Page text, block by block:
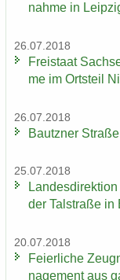
nah­me in
26.07.2018
Frei­staat
me im Orts­teil
26.07.2018
Bautz­ner
25.07.2018
der Tal­stra­ße in
20.07.2018
Fei­er­li­che
nage­ment aus